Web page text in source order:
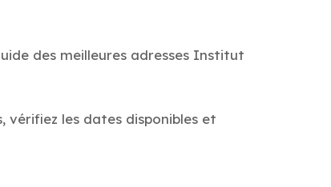
des meilleures adresses Institut
les dates disponibles et